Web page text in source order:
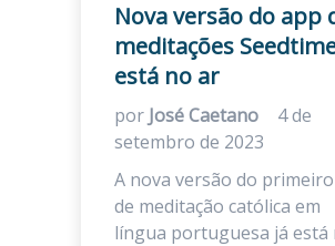
Nova versão do app
meditações
está no ar
por José Caetano
4 de
setembro de 2023
A nova versão do
de meditação católica em
língua portuguesa já está